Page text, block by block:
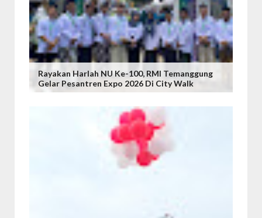
Rayakan Harlah NU Ke-100, RMI Temanggung
Gelar Pesantren Expo 2026 Di City Walk